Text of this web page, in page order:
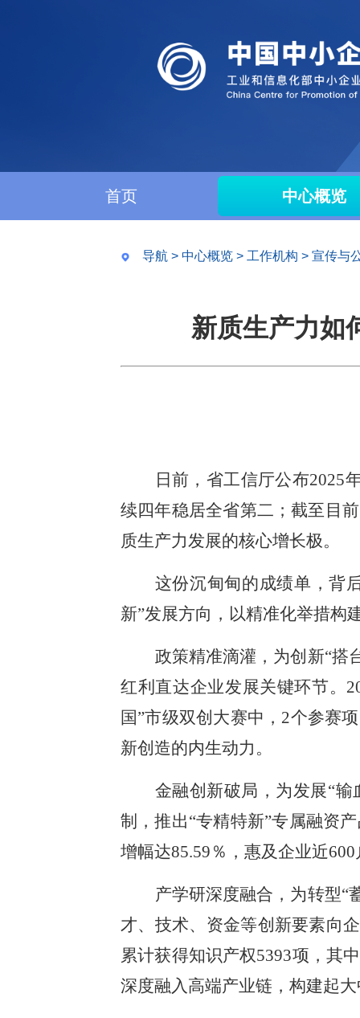
首页 中心概览
导航 > 中心概览 > 工作机构 > 宣传与
新质生产力如
日前，省工信厅公布2025
续四年稳居全省第二；截至目
质生产力发展的核心增长极。
这份沉甸甸的成绩单，背
新”发展方向，以精准化举措构
政策精准滴灌，为创新“搭
红利直达企业发展关键环节。
国”市级双创大赛中，2个参赛
新创造的内生动力。
金融创新破局，为发展“
制，推出“专精特新”专属融资
增幅达85.59％，惠及企业近
产学研深度融合，为转型“
才、技术、资金等创新要素向
累计获得知识产权5393项，其
深度融入高端产业链，构建起